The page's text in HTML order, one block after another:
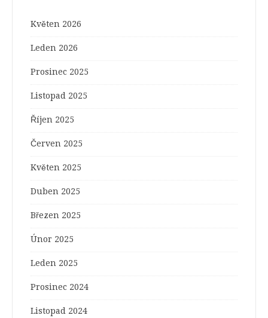
Květen 2026
Leden 2026
Prosinec 2025
Listopad 2025
Říjen 2025
Červen 2025
Květen 2025
Duben 2025
Březen 2025
Únor 2025
Leden 2025
Prosinec 2024
Listopad 2024